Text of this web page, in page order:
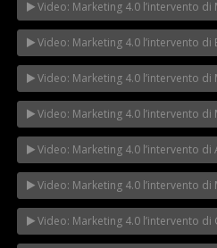
Video: Marketing 4.0 l’intervento
Video: Marketing 4.0 l’intervento di
Video: Marketing 4.0 l’intervento
Video: Marketing 4.0 l’intervento
Video: Marketing 4.0 l’intervento
Video: Marketing 4.0 l’intervento
Video: Marketing 4.0 l’intervento